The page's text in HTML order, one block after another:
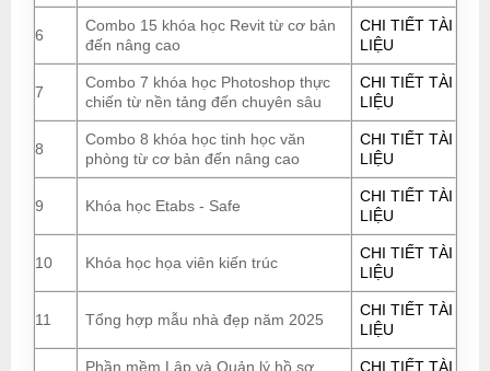
6
Combo 15 khóa học Revit từ cơ bản
đến nâng cao
CHI TIẾT TÀI
LIỆU
7
Combo 7 khóa học Photoshop thực
chiến từ nền tảng đến chuyên sâu
CHI TIẾT TÀI
LIỆU
8
Combo 8 khóa học tinh học văn
phòng từ cơ bản đến nâng cao
CHI TIẾT TÀI
LIỆU
9 Khóa học Etabs - Safe
CHI TIẾT TÀI
LIỆU
10 Khóa học họa viên kiến trúc
CHI TIẾT TÀI
LIỆU
11 Tổng hợp mẫu nhà đẹp năm 2025
CHI TIẾT TÀI
LIỆU
Phần mềm Lập và Quản lý hồ sơ CHI TIẾT TÀI